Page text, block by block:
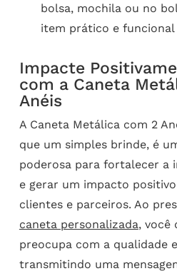
bolsa, mochila ou no
item prático e funcional
Impacte
com a Caneta
Anéis
A Caneta Metálica com 2
que um simples brinde, é
poderosa para fortalecer a
e gerar um impacto
clientes e parceiros. Ao
caneta personalizada, você
preocupa com a qualidade
transmitindo uma